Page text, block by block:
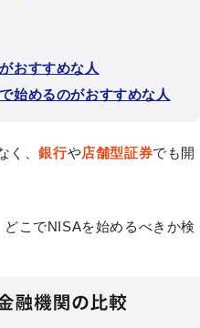
おすすめな人
始めるのがおすすめな人
く、銀行や店舗型証券でも開
こでNISAを始めるべきか検